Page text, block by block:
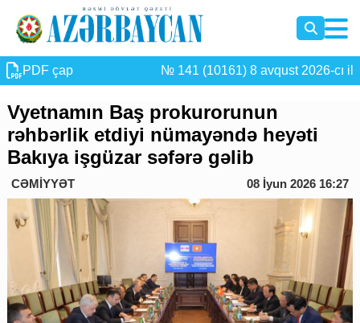
PDF çap № 141 (10161) 8 avqust 2026-cı il
Vyetnamın Baş prokurorunun
rəhbərlik etdiyi nümayəndə heyəti
Bakıya işgüzar səfərə gəlib
CƏMİYYƏT 08 İyun 2026 16:27